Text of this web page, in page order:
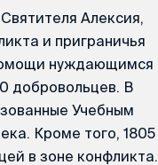
Алексия,
и приграничья
нуждающимся
добровольцев. В
Учебным
Кроме того, 1805
в зоне конфликта.